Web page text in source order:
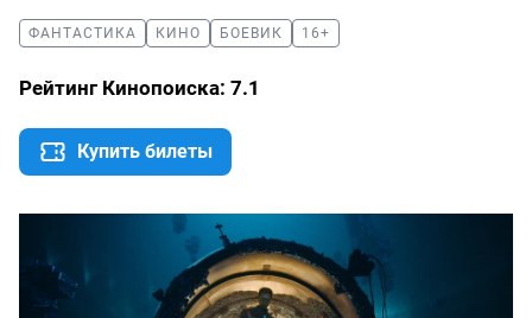
ФАНТАСТИКА КИНО БОЕВИК 16+
Рейтинг Кинопоиска: 7.1
Купить билеты